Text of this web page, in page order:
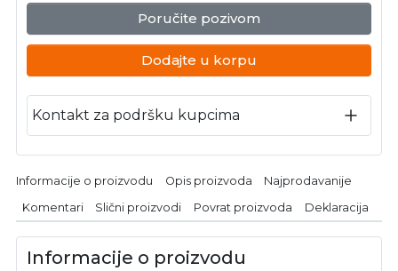
Poručite pozivom
Dodajte u korpu
Kontakt za podršku kupcima
Informacije o proizvodu Opis proizvoda Najprodavanije
Komentari Slični proizvodi Povrat proizvoda Deklaracija
Informacije o proizvodu